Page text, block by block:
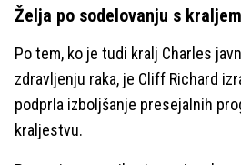
Želja po sodelovanju s
Po tem, ko je tudi kralj Charles
zdravljenju raka, je Cliff Richard
podprla izboljšanje presejalnih
kraljestvu.